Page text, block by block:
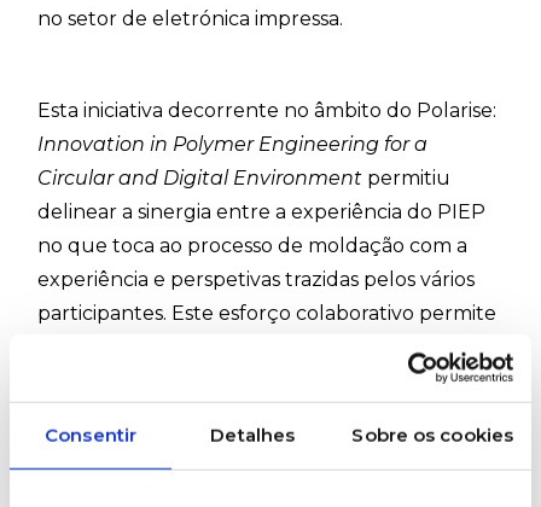
Consentir Detalhes Sobre os cookies
no setor de eletrónica impressa.
Esta iniciativa decorrente no âmbito do Polarise:
Innovation in Polymer Engineering for a
Circular and Digital Environment permitiu
delinear a sinergia entre a experiência do PIEP
no que toca ao processo de moldação com a
experiência e perspetivas trazidas pelos vários
participantes. Este esforço colaborativo permite
o desenvolvimento de soluções inovadoras,
capazes de superar os desafios técnicos pelos
viabilizar a implementação desta tecnologia à